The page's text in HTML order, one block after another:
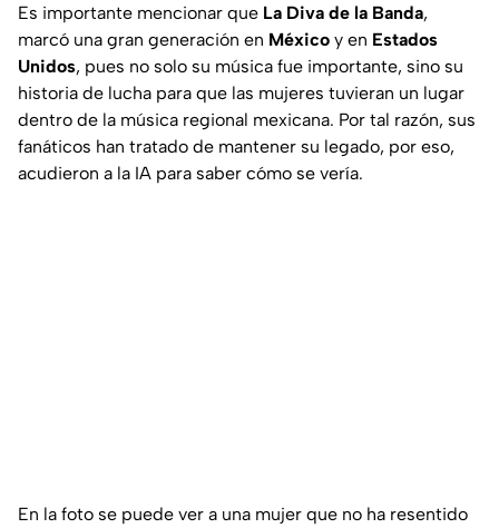
Es importante mencionar que La Diva de la Banda,
marcó una gran generación en México y en Estados
Unidos, pues no solo su música fue importante, sino su
historia de lucha para que las mujeres tuvieran un lugar
dentro de la música regional mexicana. Por tal razón, sus
fanáticos han tratado de mantener su legado, por eso,
acudieron a la IA para saber cómo se vería.
En la foto se puede ver a una mujer que no ha resentido